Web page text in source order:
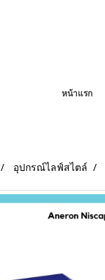
หน้าแรก
อุปกรณ์ไลฟ์สไตล์